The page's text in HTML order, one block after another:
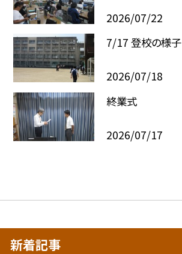
2026/07/22
7/17 登校の様子
2026/07/18
終業式
2026/07/17
新着記事